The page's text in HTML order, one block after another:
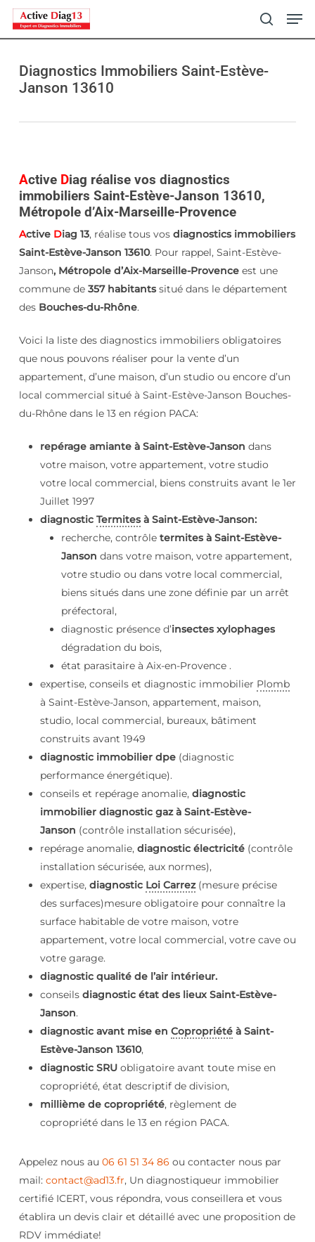
Skip
contentDiagnostics Immobiliers Saint-Estève-
Janson 13610
Active Diag réalise vos diagnostics
immobiliers Saint-Estève-Janson 13610,
Métropole d’Aix-Marseille-Provence
Active Diag 13, réalise tous vos diagnostics immobiliers
Saint-Estève-Janson 13610. Pour rappel, Saint-Estève-
Janson, Métropole d’Aix-Marseille-Provenceest une
commune de 357 habitantssitué dans le département
des Bouches-du-Rhône.
Voici la liste des diagnostics immobiliers obligatoires
que nous pouvons réaliser pour la vente d’un
appartement, d’une maison, d’un studio ou encore d’un
local commercial situé à Saint-Estève-Janson Bouches-
du-Rhône dans le 13 en région PACA:
repérage amiante à Saint-Estève-Janson dans
votre maison, votre appartement, votre studio
votre local commercial, biens construits avant le 1er
Juillet 1997
diagnostic Termitesà Saint-Estève-Janson:
recherche, contrôle termites à Saint-Estève-
Janson dans votre maison, votre appartement,
votre studio ou dans votre local commercial,
biens situés dans une zone définie par un arrêt
préfectoral,
diagnostic présence d’insectes xylophages
dégradation du bois,
état parasitaire à Aix-en-Provence .
expertise, conseils et diagnostic immobilier Plomb
à Saint-Estève-Janson, appartement, maison,
studio, local commercial, bureaux, bâtiment
construits avant 1949
diagnostic immobilier dpe(diagnostic
performance énergétique).
conseils et repérage anomalie, diagnostic
immobilier diagnostic gaz à Saint-Estève-
Janson (contrôle installation sécurisée),
repérage anomalie, diagnostic électricité (contrôle
installation sécurisée, aux normes),
expertise, diagnostic Loi Carrez (mesure précise
des surfaces)mesure obligatoire pour connaître la
surface habitable de votre maison, votre
appartement, votre local commercial, votre cave ou
votre garage.
diagnostic qualité de l’air intérieur.
conseils diagnostic état des lieux Saint-Estève-
Janson.
diagnostic avant mise en Copropriétéà Saint-
Estève-Janson 13610,
diagnostic SRU obligatoire avant toute mise en
copropriété, état descriptif de division,
millième de copropriété, règlement de
copropriété dans le 13 en région PACA.
Appelez nous au 06 61 51 34 86 ou contacter nous par
mail: contact@ad13.fr, Un diagnostiqueur immobilier
certifié ICERT, vous répondra, vous conseillera et vous
établira un devis clair et détaillé avec une proposition de
RDV immédiate!